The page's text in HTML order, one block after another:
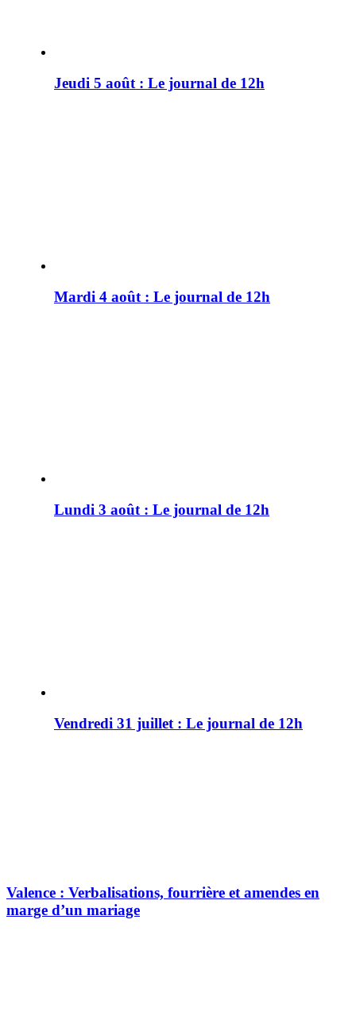
Jeudi 5 août : Le journal de 12h
Mardi 4 août : Le journal de 12h
Lundi 3 août : Le journal de 12h
Vendredi 31 juillet : Le journal de 12h
Valence : Verbalisations, fourrière et amendes en
marge d’un mariage